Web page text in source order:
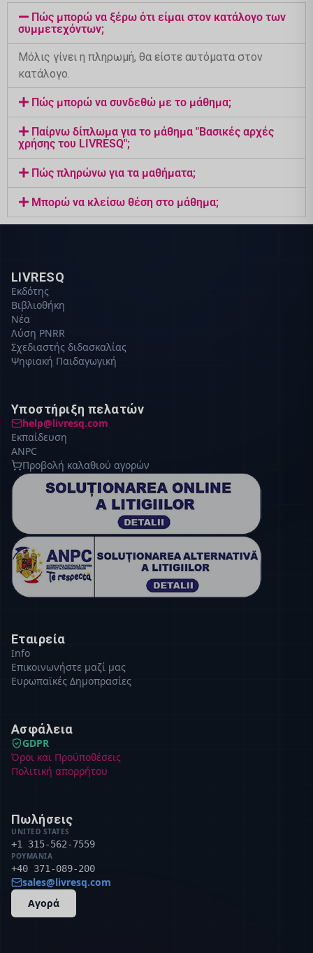
Πώς μπορώ να ξέρω ότι είμαι στον κατάλογο των
συμμετεχόντων;
Μόλις γίνει η πληρωμή, θα είστε αυτόματα στον
κατάλογο.
Πώς μπορώ να συνδεθώ με το μάθημα;
Παίρνω δίπλωμα για το μάθημα "Βασικές αρχές
χρήσης του LIVRESQ";
Πώς πληρώνω για τα μαθήματα;
Μπορώ να κλείσω θέση στο μάθημα;
LIVRESQ
Εκδότης
Βιβλιοθήκη
Νέα
Λύση PNRR
Σχεδιαστής διδασκαλίας
Ψηφιακή Παιδαγωγική
Υποστήριξη πελατών
help@livresq.com
Εκπαίδευση
ANPC
Προβολή καλαθιού αγορών
Εταιρεία
Info
Επικοινωνήστε μαζί μας
Ευρωπαϊκές Δημοπρασίες
Ασφάλεια
GDPR
Όροι και Προϋποθέσεις
Πολιτική απορρήτου
Πωλήσεις
UNITED STATES
+1 315-562-7559
ΡΟΥΜΑΝΊΑ
+40 371-089-200
sales@livresq.com
Αγορά